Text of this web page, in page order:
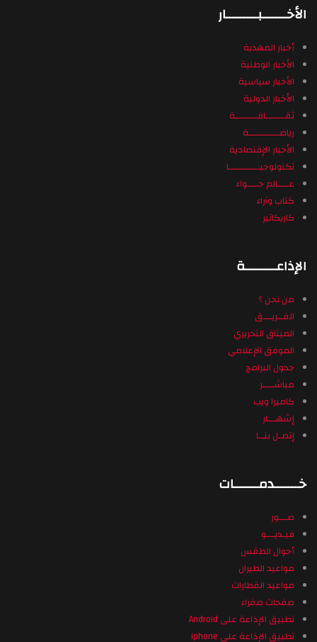
الأخـــــــبـــــــــار
أخبار المهدية
الأخبار الوطنية
الأخبار سياسية
الأخبار الدولية
ثقـــــــافــــــــة
رياضـــــــــــة
الأخبار الإقتصادية
تكنولوجيـــــــــــا
عــــالم حــــواء
كتاب وآراء
كاريكاتير
الإذاعـــــــــة
من نحن ؟
الفــريـــق
الميثاق التحريري
الموفق الإعلامي
جدول البرامج
مباشــــر
كاميرا ويب
إشهـــار
إتصـل بنــا
خـــــــدمـــــــات
صـــور
فيـديـــو
أحوال الطقس
مواعيد الطيران
مواعيد القطارات
صفحات صفراء
تطبيق الإذاعة على Android
تطبيق الإذاعة على iphone